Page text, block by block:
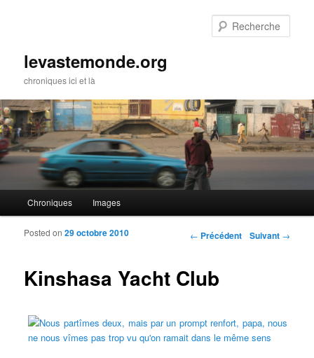
levastemonde.org
chroniques ici et là
Aller au contenu principal
Aller au contenu secondaire
Chroniques Images
Navigation des articles ← Précédent Suivant →
Kinshasa Yacht Club
Posted on29 octobre 2010